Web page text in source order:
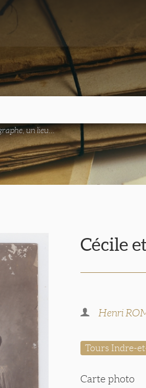
un lieu...
Cécile
Henri
Tours Indre-
Carte photo